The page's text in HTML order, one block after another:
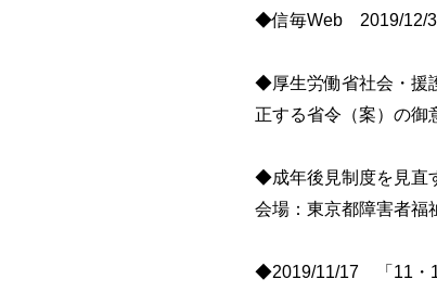
◆信毎Web 2019/12/
◆厚生労働省社会・援
正する省令（案）の御
◆成年後見制度を見
会場：東京都障害者福
◆2019/11/17 「11・